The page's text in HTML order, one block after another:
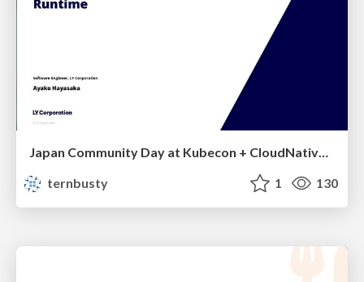
Japan Community Day at Kubecon + CloudNativeCon Japan 2026: Learning Container Privilege Control by Building My Own Low-Level Container Runtime
ternbusty
1 130